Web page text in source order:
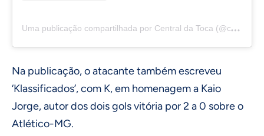
U
ma publicação compartilhada por Central da Toca (@centraldatocaoficial)
Na publicação, o atacante também escreveu
‘Klassificados’, com K, em homenagem a Kaio
Jorge, autor dos dois gols vitória por 2 a 0 sobre o
Atlético-MG.